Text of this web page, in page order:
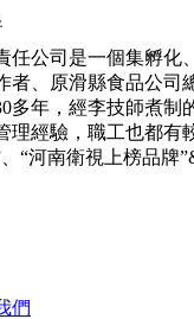
任公司是一個集孵
者、原滑縣食品公
多年，經李技師煮
經驗，職工也都有
“河南衛視上榜品牌
們